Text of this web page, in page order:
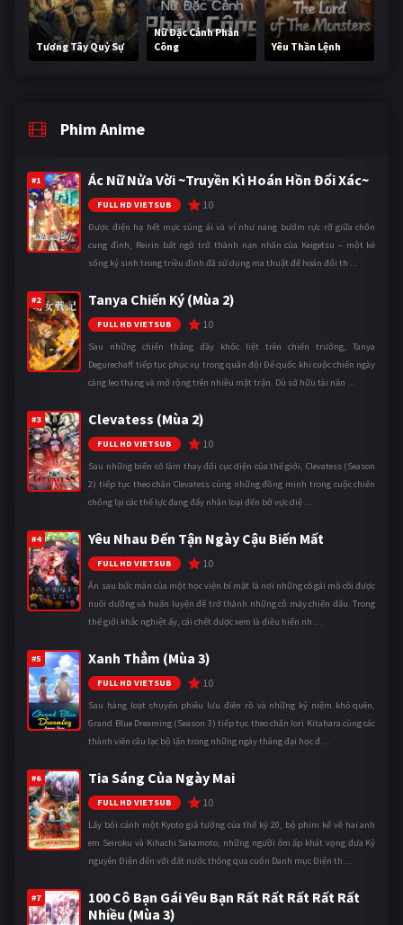
Tương Tây Quỷ Sự
Nữ Đặc Cảnh Phản
Công
Yêu Thần Lệnh
Phim Anime
#1 Ác Nữ Nửa Vời ~Truyền Kì Hoán Hồn Đổi Xác~
FULL HD VIETSUB 10
Được điện hạ hết mực sủng ái và ví như nàng bướm rực rỡ giữa chốn
cung đình, Reirin bất ngờ trở thành nạn nhân của Keigetsu – một kẻ
sống ký sinh trong triều đình đã sử dụng ma thuật để hoán đổi th ...
#2 Tanya Chiến Ký (Mùa 2)
FULL HD VIETSUB 10
Sau những chiến thắng đầy khốc liệt trên chiến trường, Tanya
Degurechaff tiếp tục phục vụ trong quân đội Đế quốc khi cuộc chiến ngày
càng leo thang và mở rộng trên nhiều mặt trận. Dù sở hữu tài năn ...
#3 Clevatess (Mùa 2)
FULL HD VIETSUB 10
Sau những biến cố làm thay đổi cục diện của thế giới, Clevatess (Season
2) tiếp tục theo chân Clevatess cùng những đồng minh trong cuộc chiến
chống lại các thế lực đang đẩy nhân loại đến bờ vực diệ ...
#4 Yêu Nhau Đến Tận Ngày Cậu Biến Mất
FULL HD VIETSUB 10
Ẩn sau bức màn của một học viện bí mật là nơi những cô gái mồ côi được
nuôi dưỡng và huấn luyện để trở thành những cỗ máy chiến đấu. Trong
thế giới khắc nghiệt ấy, cái chết được xem là điều hiển nh ...
#5 Xanh Thẳm (Mùa 3)
FULL HD VIETSUB 10
Sau hàng loạt chuyến phiêu lưu điên rồ và những kỷ niệm khó quên,
Grand Blue Dreaming (Season 3) tiếp tục theo chân Iori Kitahara cùng các
thành viên câu lạc bộ lặn trong những ngày tháng đại học đ ...
#6 Tia Sáng Của Ngày Mai
FULL HD VIETSUB 10
Lấy bối cảnh một Kyoto giả tưởng của thế kỷ 20, bộ phim kể về hai anh
em Seiroku và Kihachi Sakamoto, những người ôm ấp khát vọng đưa Kỷ
nguyên Điện đến với đất nước thông qua cuốn Danh mục Điện th ...
#7
100 Cô Bạn Gái Yêu Bạn Rất Rất Rất Rất Rất
Nhiều (Mùa 3)